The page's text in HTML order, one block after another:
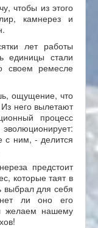
чтобы из этого
камнерез и
лет работы
единицы стали
своем ремесле
ощущение, что
него вылетают
процесс
с ним, - делится
предстоит
которые таят в
для себя
ли оно его
желаем нашему